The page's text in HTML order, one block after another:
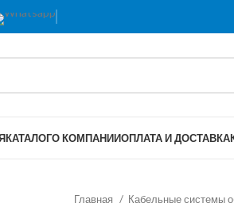
КАТАЛОГО КОМПАНИИОПЛАТА И ДОСТАВКА
Главная
Кабельные системы